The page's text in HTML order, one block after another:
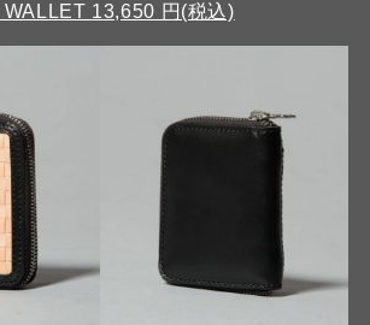
13,650 円(税込)